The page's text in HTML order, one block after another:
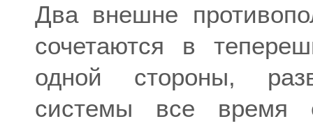
Два внешне
сочетаются в
одной стороны,
системы все время